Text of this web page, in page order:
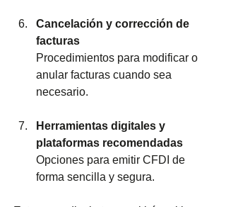
Cancelación y corrección de
facturas
Procedimientos para modificar o
anular facturas cuando sea
necesario.
Herramientas digitales y
plataformas recomendadas
Opciones para emitir CFDI de
forma sencilla y segura.